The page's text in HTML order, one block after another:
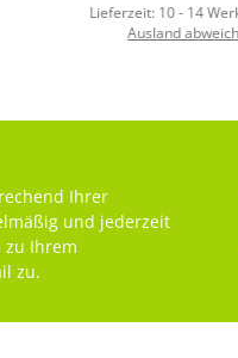
Lieferzeit: 10 - 14
Ausland
Ihrer
und jederzeit
Ihrem
zu.